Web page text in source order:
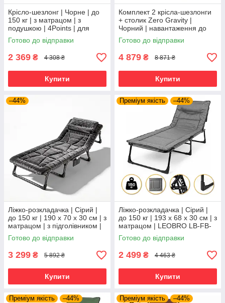
Крісло-шезлонг | Чорне | до
150 кг | з матрацом | з
подушкою | 4Points | для
дому, дачі та відпочинку
Готово до відправки
2 369 ₴ 4 308 ₴
Купити
Комплект 2 крісла-шезлонги
+ столик Zero Gravity |
Чорний | навантаження до
120 кг | 2 крісла + столик |
LEOBRO LB-ZGT-F3-PLD |
Готово до відправки
4 879 ₴ 8 871 ₴
Купити
–44%
Ліжко-розкладачка | Сірий |
до 150 кг | 190 х 70 х 30 см | з
матрацом | з підголівником |
WCG FB-S26-PV | для дому,
дачі та
Готово до відправки
3 299 ₴ 5 892 ₴
Купити
Преміум якість –44%
Ліжко-розкладачка | Сірий |
до 150 кг | 193 х 68 х 30 см | з
матрацом | LEOBRO LB-FB-
S1-GRY | для дому, дачі та
кемпінгу
Готово до відправки
2 499 ₴ 4 463 ₴
Купити
Преміум якість –44% Преміум якість –44%